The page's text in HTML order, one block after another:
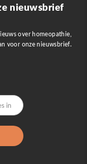
nieuwsbrief
over homeopathie,
voor onze nieuwsbrief.